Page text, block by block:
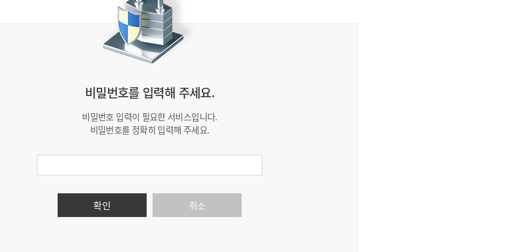
비밀번호를 입력해 주세요.
비밀번호 입력이 필요한 서비스입니다.
비밀번호를 정확히 입력해 주세요.
취소